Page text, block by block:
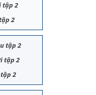
tập 2
2
tập 2
tập 2
2